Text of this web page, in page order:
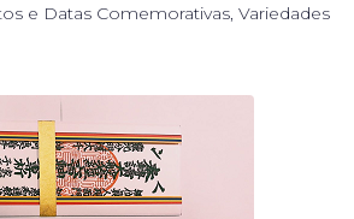
e Datas Comemorativas, Variedades